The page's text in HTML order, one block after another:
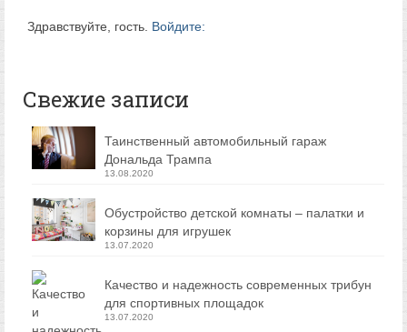
Здравствуйте, гость. Войдите:
Свежие записи
Таинственный автомобильный гараж
Дональда Трампа
13.08.2020
Обустройство детской комнаты – палатки и
корзины для игрушек
13.07.2020
Качество и надежность современных трибун
для спортивных площадок
13.07.2020